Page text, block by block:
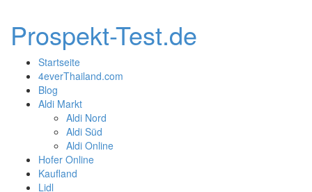
Prospekt-Test.de
Startseite
4everThailand.com
Blog
Aldi Markt
Aldi Nord
Aldi Süd
Aldi Online
Hofer Online
Kaufland
Lidl